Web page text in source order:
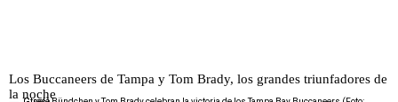
Los Buccaneers de Tampa y Tom Brady, los grandes triunfadores de
la noche